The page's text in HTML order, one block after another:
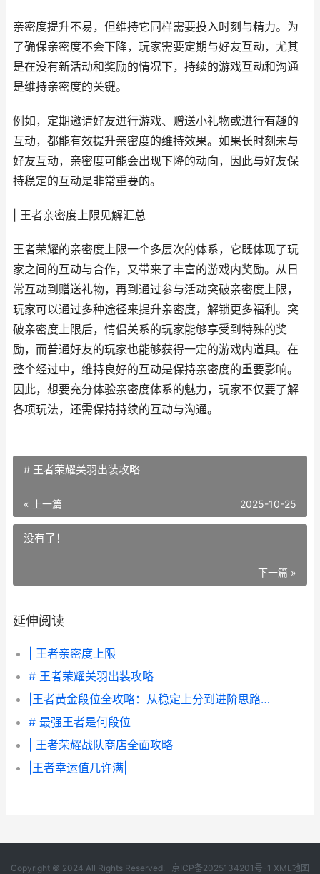
亲密度提升不易，但维持它同样需要投入时刻与精力。为
了确保亲密度不会下降，玩家需要定期与好友互动，尤其
是在没有新活动和奖励的情况下，持续的游戏互动和沟通
是维持亲密度的关键。
例如，定期邀请好友进行游戏、赠送小礼物或进行有趣的
互动，都能有效提升亲密度的维持效果。如果长时刻未与
好友互动，亲密度可能会出现下降的动向，因此与好友保
持稳定的互动是非常重要的。
| 王者亲密度上限见解汇总
王者荣耀的亲密度上限一个多层次的体系，它既体现了玩
家之间的互动与合作，又带来了丰富的游戏内奖励。从日
常互动到赠送礼物，再到通过参与活动突破亲密度上限，
玩家可以通过多种途径来提升亲密度，解锁更多福利。突
破亲密度上限后，情侣关系的玩家能够享受到特殊的奖
励，而普通好友的玩家也能够获得一定的游戏内道具。在
整个经过中，维持良好的互动是保持亲密度的重要影响。
因此，想要充分体验亲密度体系的魅力，玩家不仅要了解
各项玩法，还需保持持续的互动与沟通。
# 王者荣耀关羽出装攻略
« 上一篇 2025-10-25
没有了！
下一篇 »
延伸阅读
| 王者亲密度上限
# 王者荣耀关羽出装攻略
|王者黄金段位全攻略：从稳定上分到进阶思路详解|
# 最强王者是何段位
| 王者荣耀战队商店全面攻略
|王者幸运值几许满|
Copyright © 2024 All Rights Reserved. 京ICP备2025134201号-1 XML地图